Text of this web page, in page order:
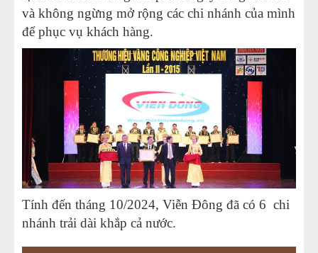
và không ngừng mở rộng các chi nhánh của mình
để phục vụ khách hàng.
Tính đến tháng 10/2024, Viễn Đông đã có 6 chi
nhánh trải dài khắp cả nước.